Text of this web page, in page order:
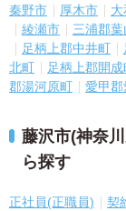
秦野市
厚木市
綾瀬市
三浦郡葉
足柄上郡中井町
北町
足柄上郡開成
郡湯河原町
愛甲
藤沢市(神奈
ら探す
正社員(正職員) 契